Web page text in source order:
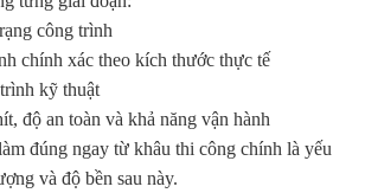
công trình
chính xác theo kích thước thực tế
kỹ thuật
độ an toàn và khả năng vận hành
đúng ngay từ khâu thi công chính là yếu
và độ bền sau này.